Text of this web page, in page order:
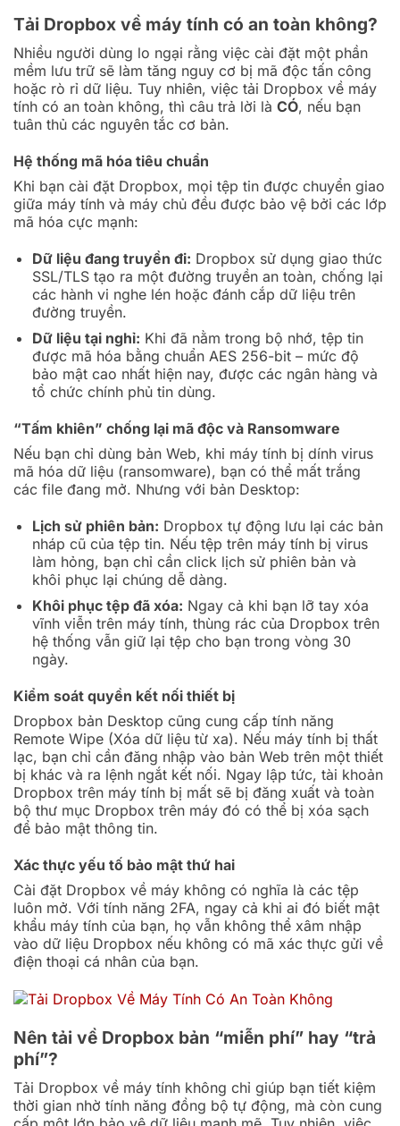
Tải Dropbox về máy tính có an toàn không?
Nhiều người dùng lo ngại rằng việc cài đặt một phần
mềm lưu trữ sẽ làm tăng nguy cơ bị mã độc tấn công
hoặc rò rỉ dữ liệu. Tuy nhiên, việc tải Dropbox về máy
tính có an toàn không, thì câu trả lời là CÓ, nếu bạn
tuân thủ các nguyên tắc cơ bản.
Hệ thống mã hóa tiêu chuẩn
Khi bạn cài đặt Dropbox, mọi tệp tin được chuyển giao
giữa máy tính và máy chủ đều được bảo vệ bởi các lớp
mã hóa cực mạnh:
Dữ liệu đang truyền đi: Dropbox sử dụng giao thức
SSL/TLS tạo ra một đường truyền an toàn, chống lại
các hành vi nghe lén hoặc đánh cắp dữ liệu trên
đường truyền.
Dữ liệu tại nghỉ: Khi đã nằm trong bộ nhớ, tệp tin
được mã hóa bằng chuẩn AES 256-bit – mức độ
bảo mật cao nhất hiện nay, được các ngân hàng và
tổ chức chính phủ tin dùng.
“Tấm khiên” chống lại mã độc và Ransomware
Nếu bạn chỉ dùng bản Web, khi máy tính bị dính virus
mã hóa dữ liệu (ransomware), bạn có thể mất trắng
các file đang mở. Nhưng với bản Desktop:
Lịch sử phiên bản: Dropbox tự động lưu lại các bản
nháp cũ của tệp tin. Nếu tệp trên máy tính bị virus
làm hỏng, bạn chỉ cần click lịch sử phiên bản và
khôi phục lại chúng dễ dàng.
Khôi phục tệp đã xóa: Ngay cả khi bạn lỡ tay xóa
vĩnh viễn trên máy tính, thùng rác của Dropbox trên
hệ thống vẫn giữ lại tệp cho bạn trong vòng 30
ngày.
Kiểm soát quyền kết nối thiết bị
Dropbox bản Desktop cũng cung cấp tính năng
Remote Wipe (Xóa dữ liệu từ xa). Nếu máy tính bị thất
lạc, bạn chỉ cần đăng nhập vào bản Web trên một thiết
bị khác và ra lệnh ngắt kết nối. Ngay lập tức, tài khoản
Dropbox trên máy tính bị mất sẽ bị đăng xuất và toàn
bộ thư mục Dropbox trên máy đó có thể bị xóa sạch
để bảo mật thông tin.
Xác thực yếu tố bảo mật thứ hai
Cài đặt Dropbox về máy không có nghĩa là các tệp
luôn mở. Với tính năng 2FA, ngay cả khi ai đó biết mật
khẩu máy tính của bạn, họ vẫn không thể xâm nhập
vào dữ liệu Dropbox nếu không có mã xác thực gửi về
điện thoại cá nhân của bạn.
Nên tải về Dropbox bản “miễn phí” hay “trả
phí”?
Tải Dropbox về máy tính không chỉ giúp bạn tiết kiệm
thời gian nhờ tính năng đồng bộ tự động, mà còn cung